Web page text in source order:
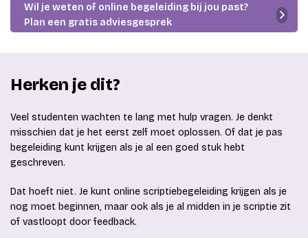
Wil je weten of online begeleiding bij jou past?
Plan een gratis adviesgesprek
Herken je dit?
Veel studenten wachten te lang met hulp vragen. Je denkt
misschien dat je het eerst zelf moet oplossen. Of dat je pas
begeleiding kunt krijgen als je al een goed stuk hebt
geschreven.
Dat hoeft niet. Je kunt online scriptiebegeleiding krijgen als je
nog moet beginnen, maar ook als je al midden in je scriptie zit
of vastloopt door feedback.